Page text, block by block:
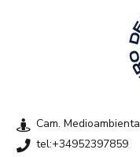
Cam.
tel:+34952397859